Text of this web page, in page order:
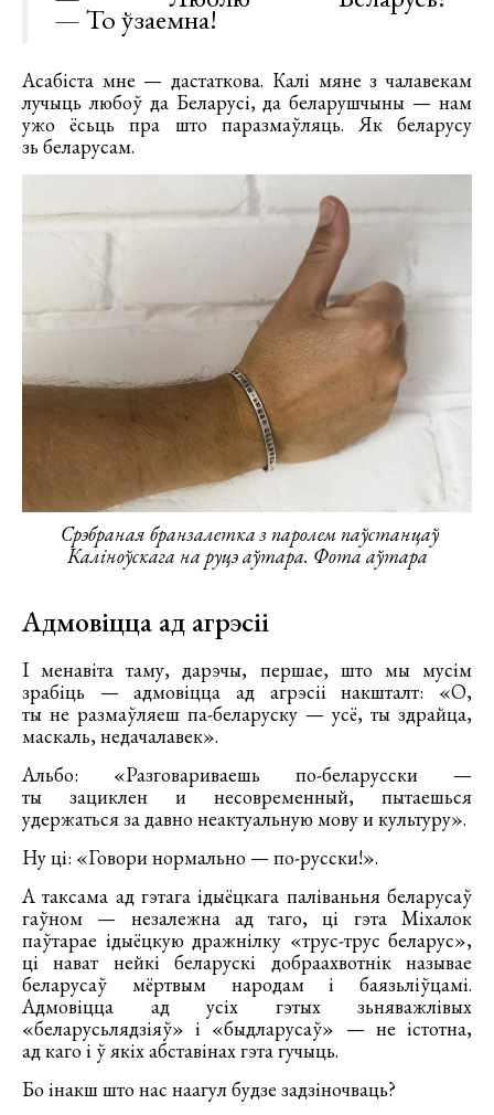
— То ўзаемна!
Асабіста мне — дастаткова. Калі мяне з чалавекам
лучыць любоў да Беларусі, да беларушчыны — нам
ужо ёсьць пра што паразмаўляць. Як беларусу
зь беларусам.
Срэбраная бранзалетка з паролем паўстанцаў
Каліноўскага на руцэ аўтара. Фота аўтара
Адмовіцца ад агрэсіі
І менавіта таму, дарэчы, першае, што мы мусім
зрабіць — адмовіцца ад агрэсіі накшталт: «О,
ты не размаўляеш па-беларуску — усё, ты здрайца,
маскаль, недачалавек».
Альбо: «Разговариваешь по-беларусски —
ты зациклен и несовременный, пытаешься
удержаться за давно неактуальную мову и культуру».
Ну ці: «Говори нормально — по-русски!».
А таксама ад гэтага ідыёцкага паліваньня беларусаў
гаўном — незалежна ад таго, ці гэта Міхалок
паўтарае ідыёцкую дражнілку «трус-трус беларус»,
ці нават нейкі беларускі добраахвотнік называе
беларусаў мёртвым народам і баязьліўцамі.
Адмовіцца ад усіх гэтых зьняважлівых
«беларусьлядзіяў» і «быдларусаў» — не істотна,
ад каго і ў якіх абставінах гэта гучыць.
Бо інакш што нас наагул будзе задзіночваць?